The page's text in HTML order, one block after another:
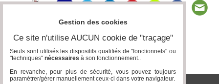
Gazette
Médias
du
groupe
Blogs
Prémium
Page 0 / 0
Gestion des cookies
Ce site n'utilise AUCUN cookie de "traçage"
Seuls sont utilisés les dispositifs qualifiés de "fonctionnels" ou
"techniques" nécessaires à son fonctionnement..
En revanche, pour plus de sécurité, vous pouvez toujours
paramétrer/gérer manuellement ceux-ci dans votre navigateur.